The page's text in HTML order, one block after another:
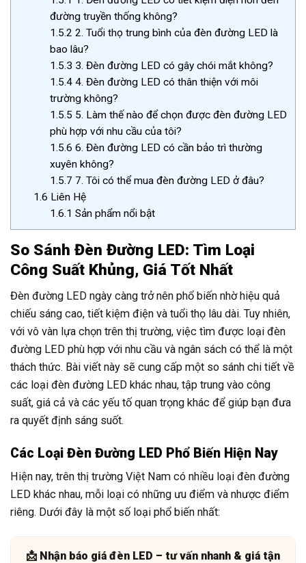
đường truyền thống không?
1.5.2 2. Tuổi thọ trung bình của đèn đường LED là
bao lâu?
1.5.3 3. Đèn đường LED có gây chói mắt không?
1.5.44. Đèn đường LED có thân thiện với môi
trường không?
1.5.5 5. Làm thế nào để chọn được đèn đường LED
phù hợp với nhu cầu của tôi?
1.5.6 6. Đèn đường LED có cần bảo trì thường
xuyên không?
1.5.7 7. Tôi có thể mua đèn đường LED ở đâu?
1.6 Liên Hệ
1.6.1 Sản phẩm nổi bật
So Sánh Đèn Đường LED: Tìm Loại
Công Suất Khủng, Giá Tốt Nhất
Đèn đường LED ngày càng trở nên phổ biến nhờ hiệu quả
chiếu sáng cao, tiết kiệm điện và tuổi thọ lâu dài. Tuy nhiên,
với vô vàn lựa chọn trên thị trường, việc tìm được loại đèn
đường LED phù hợp với nhu cầu và ngân sách có thể là một
thách thức. Bài viết này sẽ cung cấp một so sánh chi tiết về
các loại đèn đường LED khác nhau, tập trung vào công
suất, giá cả và các yếu tố quan trọng khác để giúp bạn đưa
ra quyết định sáng suốt.
Các Loại Đèn Đường LED Phổ Biến Hiện Nay
Hiện nay, trên thị trường Việt Nam có nhiều loại đèn đường
LED khác nhau, mỗi loại có những ưu điểm và nhược điểm
riêng. Dưới đây là một số loại phổ biến nhất:
📩 Nhận báo giá đèn LED – tư vấn nhanh & giá tận